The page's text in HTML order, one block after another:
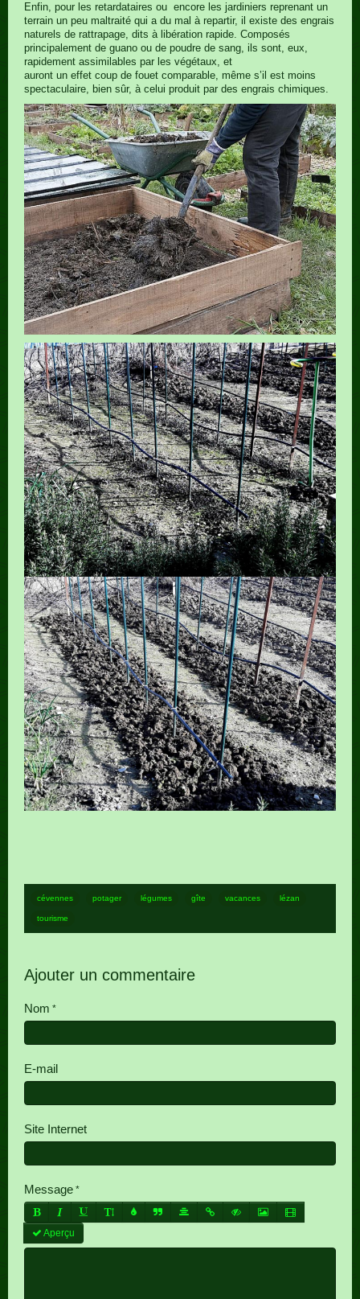
Enfin, pour les retardataires ou encore les jardiniers reprenant un
terrain un peu maltraité qui a du mal à repartir, il existe des engrais
naturels de rattrapage, dits à libération rapide. Composés
principalement de guano ou de poudre de sang, ils sont, eux,
rapidement assimilables par les végétaux, et
auront un effet coup de fouet comparable, même s’il est moins
spectaculaire, bien sûr, à celui produit par des engrais chimiques.
cévennes potager légumes gîte vacances lézan
tourisme
Ajouter un commentaire
Nom
E-mail
Site Internet
Message
Aperçu